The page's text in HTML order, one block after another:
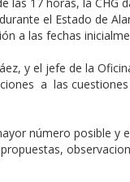
el Estado de
a las fechas
y el jefe de la
a las
número posible